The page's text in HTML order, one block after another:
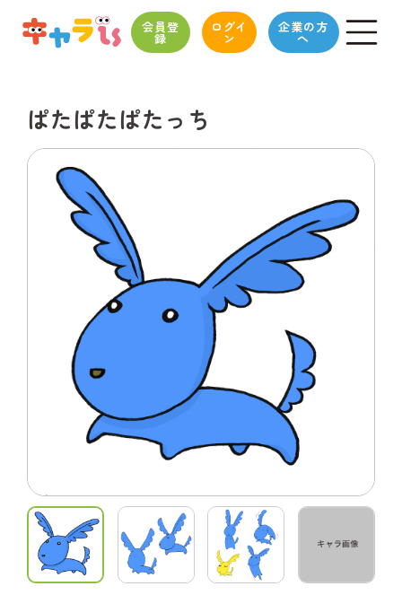
会員登
録
ログイ
ン
企業の方
へ
ぱたぱたぱたっち